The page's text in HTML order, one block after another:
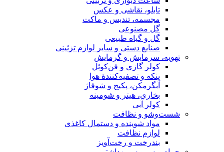
تابلو، نقاشی و عکس
مجسمه، تندیس و ماکت
گل مصنوعی
گل و گیاه طبیعی
صنایع دستی و سایر لوازم تزئینی
تهویه، سرمایش و گرمایش
کولر گازی و فن‌کوئل
پنکه و تصفیه‌کنندهٔ هوا
آبگرمکن، پکیج و شوفاژ
بخاری، هیتر و شومینه
کولر آبی
شست‌وشو و نظافت
مواد شوینده و دستمال کاغذی
لوازم نظافت
بندرخت و رخت‌آویز